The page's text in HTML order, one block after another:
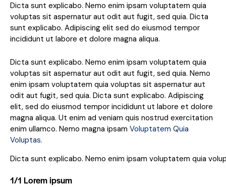
Dicta sunt explicabo. Nemo enim ipsam voluptatem quia
voluptas sit aspernatur aut odit aut fugit, sed quia. Dicta
sunt explicabo. Adipiscing elit sed do eiusmod tempor
incididunt ut labore et dolore magna aliqua.
Dicta sunt explicabo. Nemo enim ipsam voluptatem quia
voluptas sit aspernatur aut odit aut fugit, sed quia. Nemo
enim ipsam voluptatem quia voluptas sit aspernatur aut
odit aut fugit, sed quia. Dicta sunt explicabo. Adipiscing
elit, sed do eiusmod tempor incididunt ut labore et dolore
magna aliqua. Ut enim ad veniam quis nostrud exercitation
enim ullamco. Nemo magna ipsam Voluptatem Quia
Voluptas.
Dicta sunt explicabo. Nemo enim ipsam voluptatem quia
1/1 Lorem ipsum